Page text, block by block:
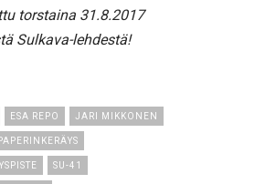
torstaina 31.8.2017
Sulkava-lehdestä!
ESA REPO JARI MIKKONEN
PAPERINKERÄYS
SU-41